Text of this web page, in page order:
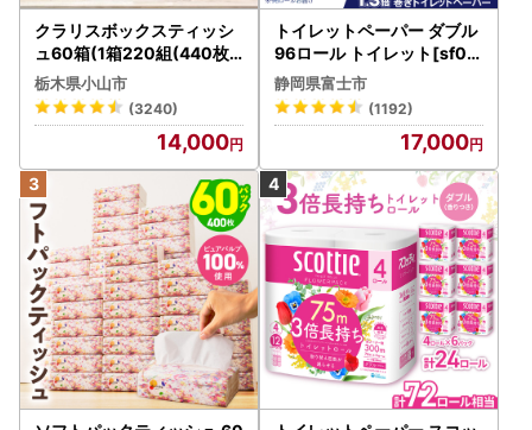
クラリスボックスティッシ
ュ60箱(1箱220組(440枚))
(5個入り×12セット)【配送
不可地域：離島・沖縄県】
【1256759】
栃木県小山市
(3240)
14,000
トイレットペーパー ダブル
96ロール トイレット[sf00
1-012]
静岡県富士市
(1192)
17,000